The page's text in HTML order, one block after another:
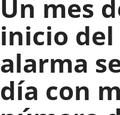
Valladolid
Un mes
inicio del
alarma
día con